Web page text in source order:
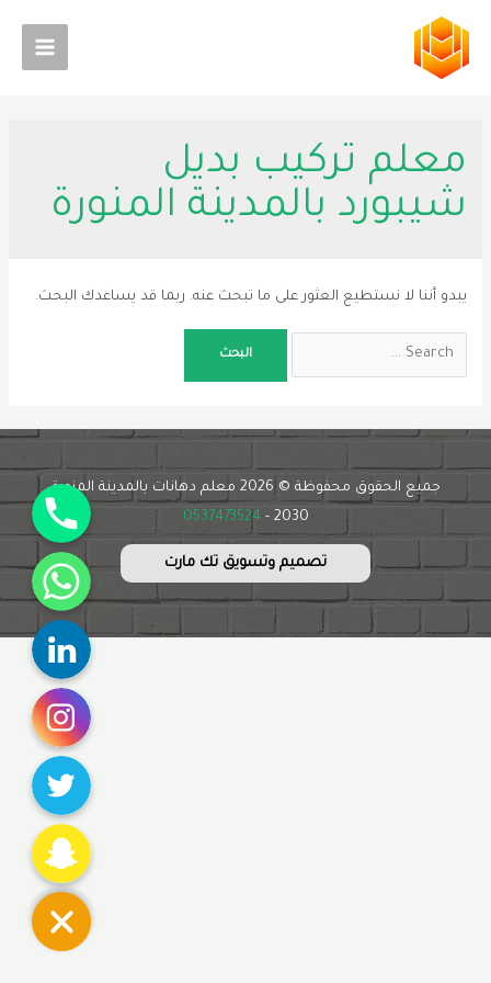
المحتوى
Main
معلم تركيب بديل
شيبورد بالمدينة المنورة
يبدو أننا لا نستطيع العثور على ما تبحث عنه. ربما قد يساعدك البحث.
جميع الحقوق محفوظة © 2026 معلم دهانات بالمدينة المنورة
2030 -
0537473524
تصميم وتسويق تك مارت
Phone
WhatsApp
Linkedin
Instagram
Twitter
Snapchat